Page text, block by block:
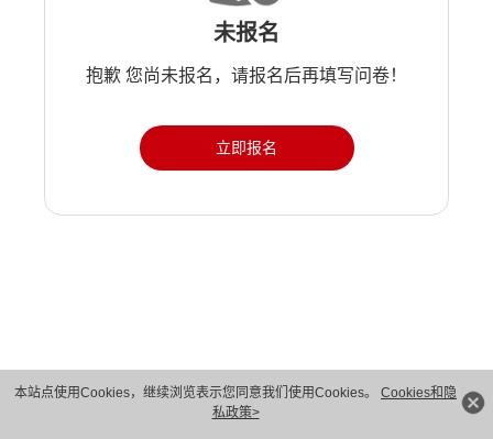
本站点使用Cookies，继续浏览表示您同意我们使用Cookies。 Cookies和隐
私政策>
未报名
抱歉 您尚未报名，请报名后再填写问卷！
立即报名
版权所有 © 华为技术有限公司 1998-2026。 保留一切权利。粤A2-20044005号
隐私保护
法律声明